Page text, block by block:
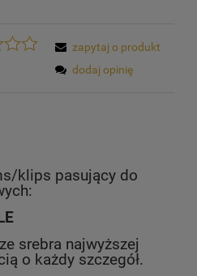
zapytaj o produkt
dodaj opinię
klips pasujący do
srebra najwyższej
o każdy szczegół.